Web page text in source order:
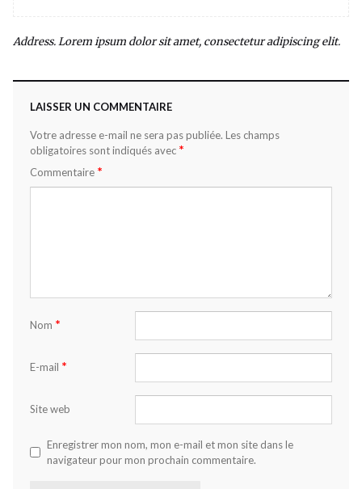
Address. Lorem ipsum dolor sit amet, consectetur adipiscing elit.
LAISSER UN COMMENTAIRE
Votre adresse e-mail ne sera pas publiée. Les champs
obligatoires sont indiqués avec *
Commentaire *
Nom *
E-mail *
Site web
Enregistrer mon nom, mon e-mail et mon site dans le
navigateur pour mon prochain commentaire.